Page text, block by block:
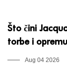
Što čini
torbe i
Aug 04 2026